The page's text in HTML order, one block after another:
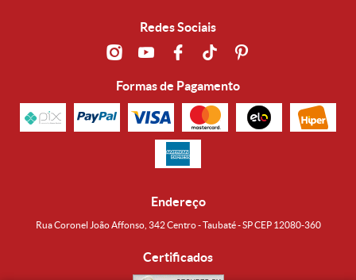
Redes Sociais
Formas de Pagamento
Endereço
Rua Coronel João Affonso, 342 Centro - Taubaté - SP CEP 12080-360
Certificados